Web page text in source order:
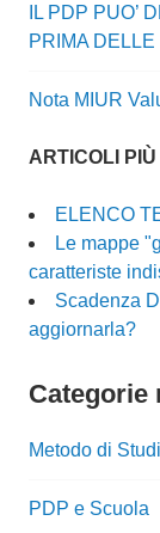
IL PDP PUO’
PRIMA DELLE
Nota MIUR
ARTICOLI PIÙ
ELENCO
Le mappe
caratteriste
Scadenza
aggiornarla?
Categorie
Metodo di
PDP e Scuola